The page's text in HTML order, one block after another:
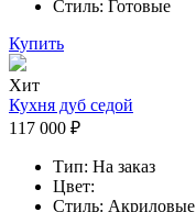
Стиль: Готовые
Купить
Хит
Кухня дуб седой
117 000 ₽
Тип: На заказ
Цвет:
Стиль: Акриловые